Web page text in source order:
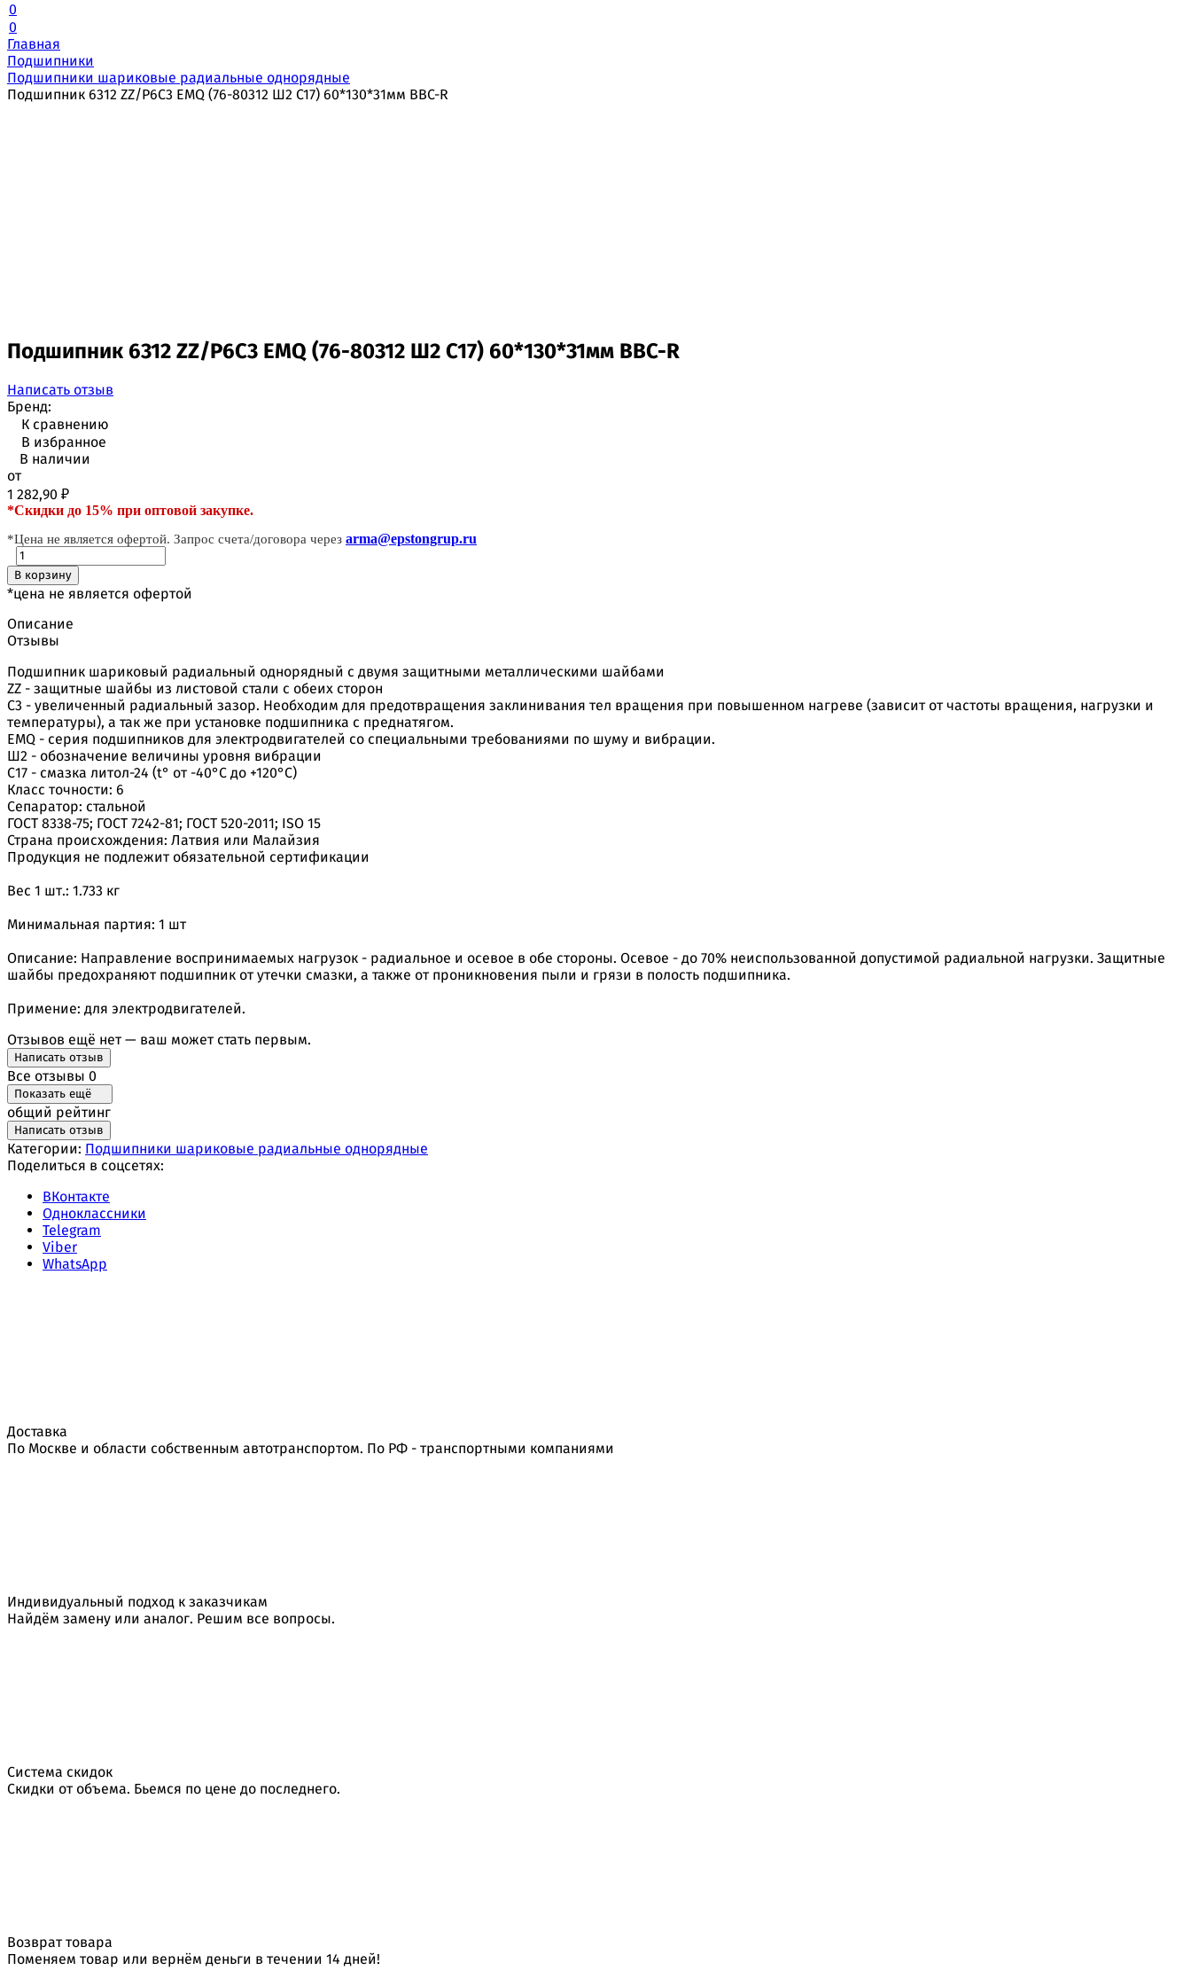
0
0
Главная
Подшипники
Подшипники шариковые радиальные однорядные
Подшипник 6312 ZZ/P6C3 EMQ (76-80312 Ш2 C17) 60*130*31мм BBC-R
Подшипник 6312 ZZ/P6C3 EMQ (76-80312 Ш2 C17) 60*130*31мм BBC-R
Написать отзыв
Бренд:
К сравнению
В избранное
В наличии
от
1 282,90 ₽
*Скидки до 15% при оптовой закупке.
*Цена не является офертой. Запрос счета/договора через arma@epstongrup.ru
В корзину
*цена не является офертой
Описание
Отзывы
Подшипник шариковый радиальный однорядный с двумя защитными металлическими шайбами
ZZ - защитные шайбы из листовой стали с обеих сторон
C3 - увеличенный радиальный зазор. Необходим для предотвращения заклинивания тел вращения при повышенном нагреве (зависит от частоты вращения, нагрузки и
температуры), а так же при установке подшипника с преднатягом.
EMQ - серия подшипников для электродвигателей со специальными требованиями по шуму и вибрации.
Ш2 - обозначение величины уровня вибрации
С17 - смазка литол-24 (t° от -40°С до +120°С)
Класс точности: 6
Сепаратор: стальной
ГОСТ 8338-75; ГОСТ 7242-81; ГОСТ 520-2011; ISO 15
Страна происхождения: Латвия или Малайзия
Продукция не подлежит обязательной сертификации
Вес 1 шт.: 1.733 кг
Минимальная партия: 1 шт
Описание: Направление воспринимаемых нагрузок - радиальное и осевое в обе стороны. Осевое - до 70% неиспользованной допустимой радиальной нагрузки. Защитные
шайбы предохраняют подшипник от утечки смазки, а также от проникновения пыли и грязи в полость подшипника.
Примение: для электродвигателей.
Отзывов ещё нет — ваш может стать первым.
Написать отзыв
Все отзывы 0
Показать ещё
общий рейтинг
Написать отзыв
Категории: Подшипники шариковые радиальные однорядные
Поделиться в соцсетях:
ВКонтакте
Одноклассники
Telegram
Viber
WhatsApp
Доставка
По Москве и области собственным автотранспортом. По РФ - транспортными компаниями
Индивидуальный подход к заказчикам
Найдём замену или аналог. Решим все вопросы.
Система скидок
Скидки от объема. Бьемся по цене до последнего.
Возврат товара
Поменяем товар или вернём деньги в течении 14 дней!